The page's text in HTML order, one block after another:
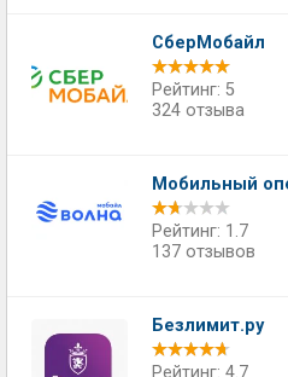
СберМобайл
Рейтинг: 5
324 отзыва
Мобильный
Рейтинг: 1.7
137 отзывов
Безлимит.ру
Рейтинг: 4.7